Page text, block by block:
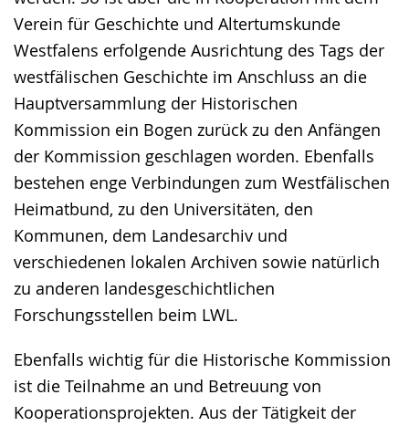
Verein für Geschichte und Altertumskunde
Westfalens erfolgende Ausrichtung des Tags der
westfälischen Geschichte im Anschluss an die
Hauptversammlung der Historischen
Kommission ein Bogen zurück zu den Anfängen
der Kommission geschlagen worden. Ebenfalls
bestehen enge Verbindungen zum Westfälischen
Heimatbund, zu den Universitäten, den
Kommunen, dem Landesarchiv und
verschiedenen lokalen Archiven sowie natürlich
zu anderen landesgeschichtlichen
Forschungsstellen beim LWL.
Ebenfalls wichtig für die Historische Kommission
ist die Teilnahme an und Betreuung von
Kooperationsprojekten. Aus der Tätigkeit der